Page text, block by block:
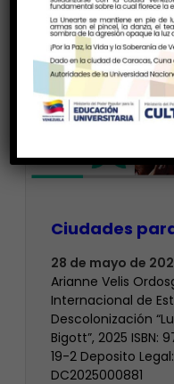
Ciudades
28 de mayo de
Arianne Velis
Internacional de
Descolonización
Bigott”, 2025
19-2 Deposito Legal:
DC2025000881